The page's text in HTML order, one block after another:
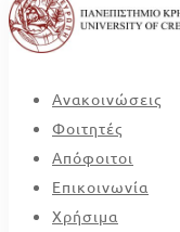
Ανακοινώσεις
Φοιτητές
Απόφοιτοι
Επικοινωνία
Χρήσιμα